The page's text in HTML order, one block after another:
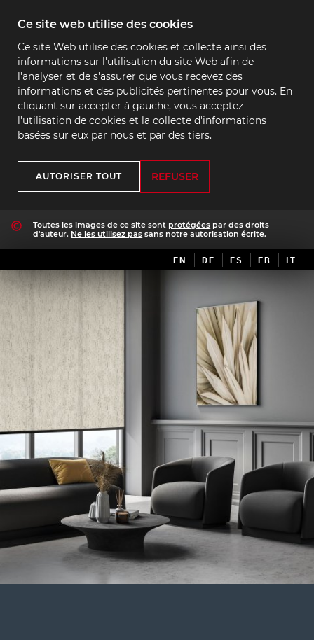
Ce site web utilise des cookies
Ce site Web utilise des cookies et collecte ainsi des
informations sur l'utilisation du site Web afin de
l'analyser et de s'assurer que vous recevez des
informations et des publicités pertinentes pour vous. En
cliquant sur accepter à gauche, vous acceptez
l'utilisation de cookies et la collecte d'informations
basées sur eux par nous et par des tiers.
AUTORISER TOUT REFUSER
Toutes les images de ce site sont protégées par des droits
d'auteur. Ne les utilisez pas sans notre autorisation écrite.
EN DE ES FR IT